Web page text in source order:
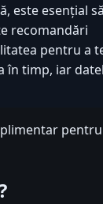
este esențial să
recomandări
pentru a
în timp, iar
pentru